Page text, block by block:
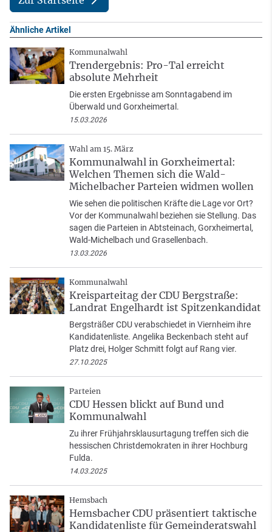
Ähnliche Artikel
Kommunalwahl
Trendergebnis: Pro-Tal erreicht
absolute Mehrheit
Die ersten Ergebnisse am Sonntagabend im
Überwald und Gorxheimertal.
15.03.2026
Wahl am 15. März
Kommunalwahl in Gorxheimertal:
Welchen Themen sich die Wald-
Michelbacher Parteien widmen wollen
Wie sehen die politischen Kräfte die Lage vor Ort?
Vor der Kommunalwahl beziehen sie Stellung. Das
sagen die Parteien in Abtsteinach, Gorxheimertal,
Wald-Michelbach und Grasellenbach.
13.03.2026
Kommunalwahl
Kreisparteitag der CDU Bergstraße:
Landrat Engelhardt ist Spitzenkandidat
Bergsträßer CDU verabschiedet in Viernheim ihre
Kandidatenliste. Angelika Beckenbach steht auf
Platz drei, Holger Schmitt folgt auf Rang vier.
27.10.2025
Parteien
CDU Hessen blickt auf Bund und
Kommunalwahl
Zu ihrer Frühjahrsklausurtagung treffen sich die
hessischen Christdemokraten in ihrer Hochburg
Fulda.
14.03.2025
Hemsbach
Hemsbacher CDU präsentiert taktische
Kandidatenliste für Gemeinderatswahl